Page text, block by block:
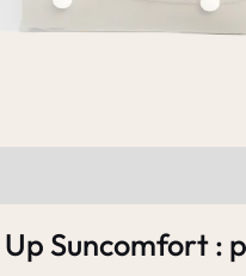
Up Suncomfort